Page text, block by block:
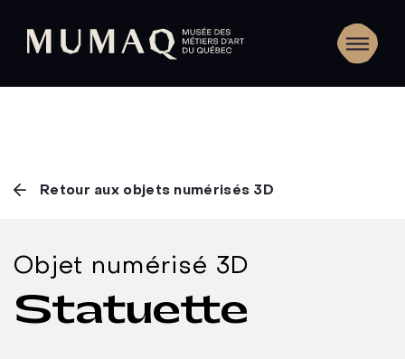
Retour aux objets numérisés 3D
Objet numérisé 3D
Statuette